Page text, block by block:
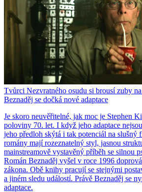
Tvůrci Nezvratného osudu si brousí zuby
Beznaděj se dočká nové adaptace
Je skoro neuvěřitelné, jak moc je Stephen
poloviny 70. let. I když jeho adaptace
jeho předloh skýtá i tak potenciál na slušný
romány mají rozeznatelný styl, jasnou
mainstreamově vystavěný příběh se silnou
Román Beznaděj vyšel v roce 1996
zákona. Obě knihy pracují se stejnými
a jiném sledu událostí. Právě Beznaděj se
adaptace.